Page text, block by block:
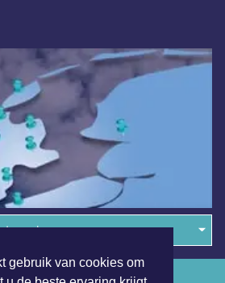
gebruik van cookies om
regio